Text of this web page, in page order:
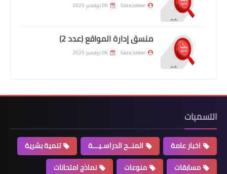
Gaza Jobber 06 نوفمبر 2025
منسق إدارة المواقع (عدد 2)
Gaza Jobber 06 نوفمبر 2025
التسميات
اخبار عامة المنــح الدراسـيـــة
تنمية بشرية
مسابقات
منوعات
نماذج امتحانات